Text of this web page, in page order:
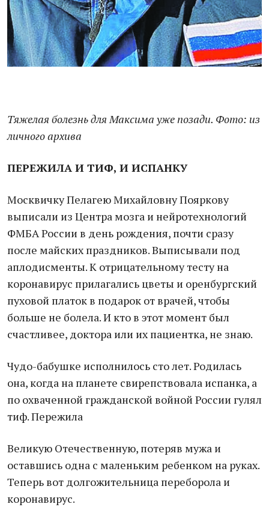
Тяжелая болезнь для Максима уже позади. Фото: из
личного архива
ПЕРЕЖИЛА И ТИФ, И ИСПАНКУ
Москвичку Пелагею Михайловну Пояркову
выписали из Центра мозга и нейротехнологий
ФМБА России в день рождения, почти сразу
после майских праздников. Выписывали под
аплодисменты. К отрицательному тесту на
коронавирус прилагались цветы и оренбургский
пуховой платок в подарок от врачей, чтобы
больше не болела. И кто в этот момент был
счастливее, доктора или их пациентка, не знаю.
Чудо-бабушке исполнилось сто лет. Родилась
она, когда на планете свирепствовала испанка, а
по охваченной гражданской войной России гулял
тиф. Пережила
Великую Отечественную, потеряв мужа и
оставшись одна с маленьким ребенком на руках.
Теперь вот долгожительница переборола и
коронавирус.